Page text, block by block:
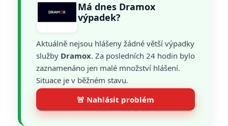
Má dnes Dramox
výpadek?
Aktuálně nejsou hlášeny žádné větší výpadky
služby Dramox. Za posledních 24 hodin bylo
zaznamenáno jen malé množství hlášení.
Situace je v běžném stavu.
🚨 Nahlásit problém